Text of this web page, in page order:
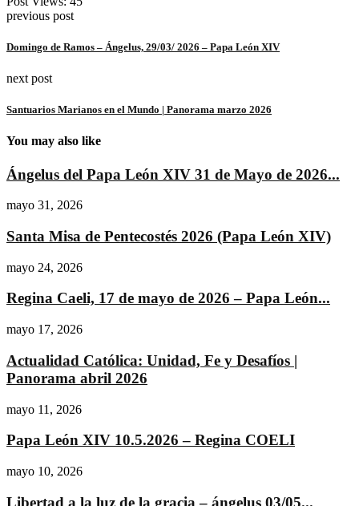
previous post
Domingo de Ramos – Ángelus, 29/03/ 2026 – Papa León XIV
next post
Santuarios Marianos en el Mundo | Panorama marzo 2026
You may also like
Ángelus del Papa León XIV 31 de Mayo de 2026...
mayo 31, 2026
Santa Misa de Pentecostés 2026 (Papa León XIV)
mayo 24, 2026
Regina Caeli, 17 de mayo de 2026 – Papa León...
mayo 17, 2026
Actualidad Católica: Unidad, Fe y Desafíos |
Panorama abril 2026
mayo 11, 2026
Papa León XIV 10.5.2026 – Regina COELI
mayo 10, 2026
Libertad a la luz de la gracia – ángelus 03/05...